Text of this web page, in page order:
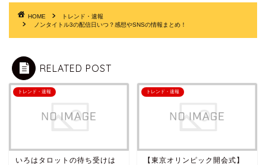
HOME
トレンド・速報
ノンタイトル3の配信日いつ？感想やSNSの情報まとめ！
RELATED POST
トレンド・速報
いろはタロットの待ち受けは
トレンド・速報
【東京オリンピック開会式】